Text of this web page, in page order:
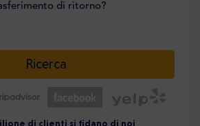
di ritorno?
Ricerca
di clienti si fidano di noi